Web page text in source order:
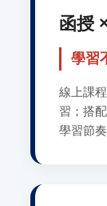
函授
學習
線上課
習；搭
學習節奏